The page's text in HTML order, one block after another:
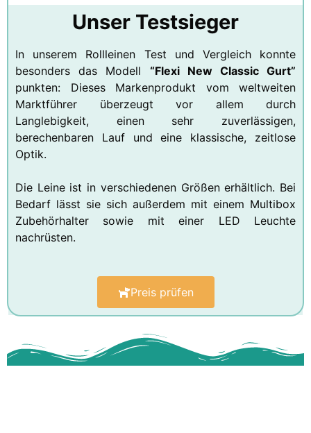
Unser Testsieger
In unserem Rollleinen Test und Vergleich konnte
besonders das Modell “Flexi New Classic Gurt”
punkten: Dieses Markenprodukt vom weltweiten
Marktführer überzeugt vor allem durch
Langlebigkeit, einen sehr zuverlässigen,
berechenbaren Lauf und eine klassische, zeitlose
Optik.
Die Leine ist in verschiedenen Größen erhältlich. Bei
Bedarf lässt sie sich außerdem mit einem Multibox
Zubehörhalter sowie mit einer LED Leuchte
nachrüsten.
Preis prüfen